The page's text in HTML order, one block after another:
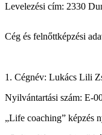
Levelezési cím: 2330
Cég és felnőttképzési
1. Cégnév: Lukács Lili
Nyilvántartási szám: E-
„Life coaching” képzés